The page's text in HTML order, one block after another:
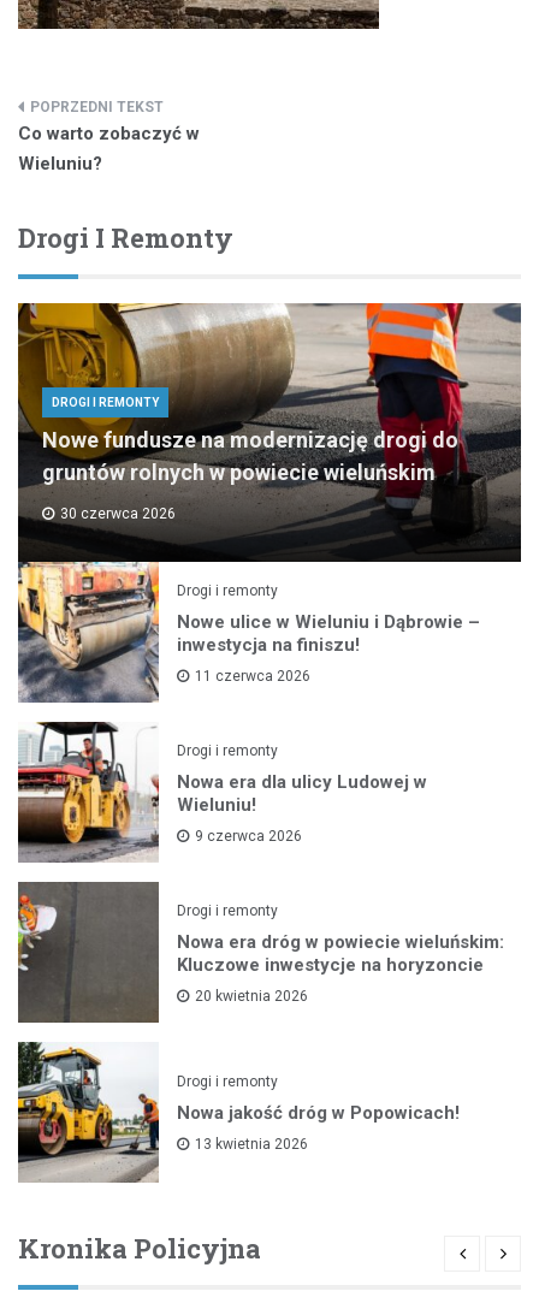
Nawigacja
wpisu
Co warto zobaczyć w
Wieluniu?
Drogi I Remonty
DROGI I REMONTY
Nowe fundusze na modernizację drogi do
gruntów rolnych w powiecie wieluńskim
30 czerwca 2026
Drogi i remonty
Nowe ulice w Wieluniu i Dąbrowie –
inwestycja na finiszu!
11 czerwca 2026
Drogi i remonty
Nowa era dla ulicy Ludowej w
Wieluniu!
9 czerwca 2026
Drogi i remonty
Nowa era dróg w powiecie wieluńskim:
Kluczowe inwestycje na horyzoncie
20 kwietnia 2026
Drogi i remonty
Nowa jakość dróg w Popowicach!
13 kwietnia 2026
Kronika Policyjna